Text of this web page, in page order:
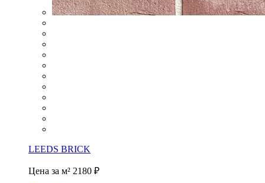
LEEDS BRICK
Цена за м² 2180 ₽